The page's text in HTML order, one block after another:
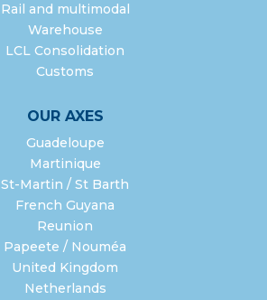
Rail and multimodal
Warehouse
LCL Consolidation
Customs
OUR AXES
Guadeloupe
Martinique
St-Martin / St Barth
French Guyana
Reunion
Papeete / Nouméa
United Kingdom
Netherlands